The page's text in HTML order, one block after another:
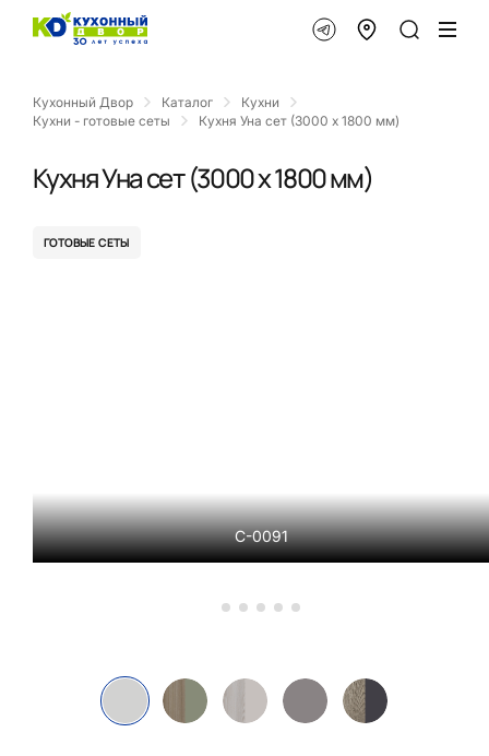
Кухонный Двор Каталог
Кухни
Кухни - готовые сеты
Кухня Уна сет (3000 x 1800 мм)
Кухня Уна сет (3000 x 1800 мм)
ГОТОВЫЕ СЕТЫ
С-0091